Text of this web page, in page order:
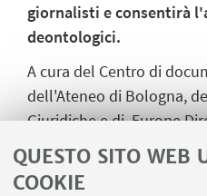
QUESTO SITO WEB
COOKIE
giornalisti e consentirà
deontologici.
A cura del Centro di
dell'Ateneo di Bologna,
Giuridiche e di Europe
collaborazione con
Fondazione Giornalisti